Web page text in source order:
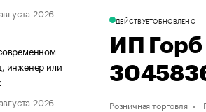
2026
инженер или
2026
ДЕЙСТВУЕТОБНОВЛЕНО
ИП
Розничная торговля